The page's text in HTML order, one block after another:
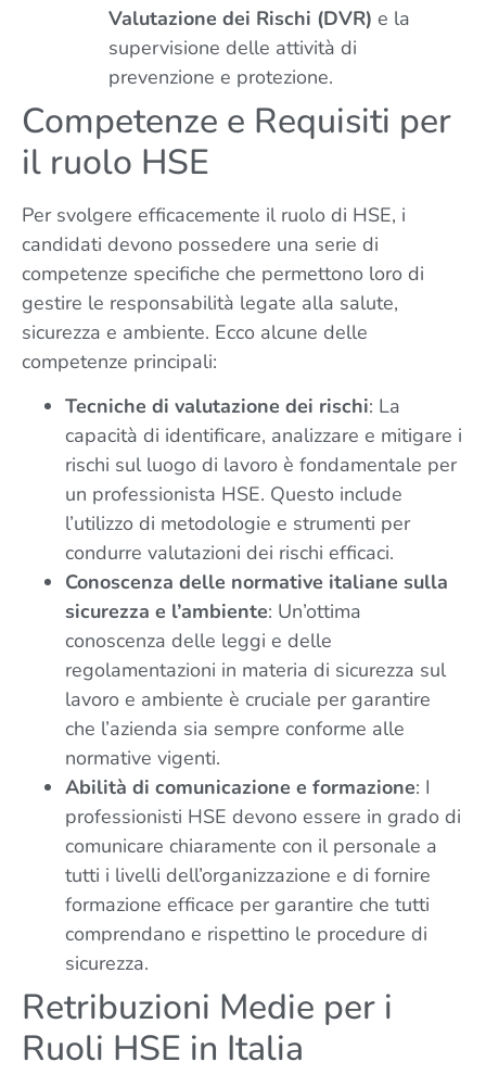
Valutazione dei Rischi (DVR) e la
supervisione delle attività di
prevenzione e protezione.
Competenze e Requisiti per
il ruolo HSE
Per svolgere efficacemente il ruolo di HSE, i
candidati devono possedere una serie di
competenze specifiche che permettono loro di
gestire le responsabilità legate alla salute,
sicurezza e ambiente. Ecco alcune delle
competenze principali:
Tecniche di valutazione dei rischi: La
capacità di identificare, analizzare e mitigare i
rischi sul luogo di lavoro è fondamentale per
un professionista HSE. Questo include
l’utilizzo di metodologie e strumenti per
condurre valutazioni dei rischi efficaci.
Conoscenza delle normative italiane sulla
sicurezza e l’ambiente: Un’ottima
conoscenza delle leggi e delle
regolamentazioni in materia di sicurezza sul
lavoro e ambiente è cruciale per garantire
che l’azienda sia sempre conforme alle
normative vigenti.
Abilità di comunicazione e formazione: I
professionisti HSE devono essere in grado di
comunicare chiaramente con il personale a
tutti i livelli dell’organizzazione e di fornire
formazione efficace per garantire che tutti
comprendano e rispettino le procedure di
sicurezza.
Retribuzioni Medie per i
Ruoli HSE in Italia